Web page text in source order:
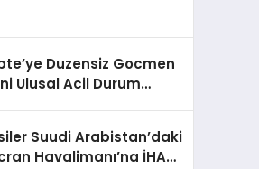
Duzensiz Gocmen
Ulusal Acil Durum
Suudi Arabistan’daki
Havalimanı’na İHA